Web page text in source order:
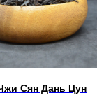
Сян Дань Цун